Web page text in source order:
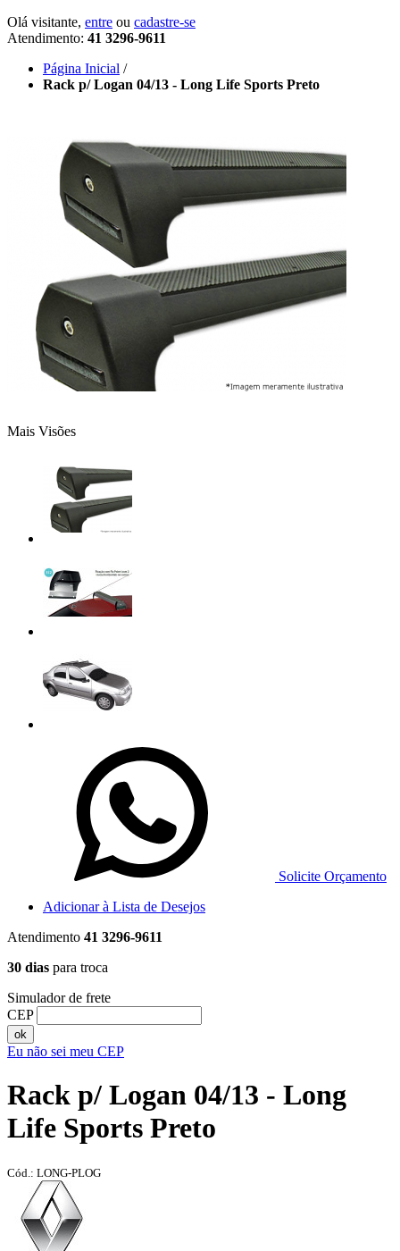
Olá visitante, entre ou cadastre-se
Atendimento: 41 3296-9611
Página Inicial /
Rack p/ Logan 04/13 - Long Life Sports Preto
Mais Visões
Solicite Orçamento
Adicionar à Lista de Desejos
Atendimento 41 3296-9611
30 dias para troca
Simulador de frete
CEP
ok
Eu não sei meu CEP
Rack p/ Logan 04/13 - Long
Life Sports Preto
Cód.: LONG-PLOG